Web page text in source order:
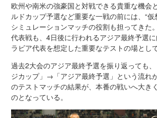
欧州や南米の強豪国と対戦できる貴重な機会
ルドカップ予選など重要な一戦の前には、“
シミュレーションマッチの役割も担ってきた
代表戦も、4日後に行われるアジア最終予選
ラビア代表を想定した重要なテストの場とし
過去2大会のアジア最終予選を振り返っても
ジカップ」→「アジア最終予選」という流れ
のテストマッチの結果が、本番の戦いへ大き
のとなっている。